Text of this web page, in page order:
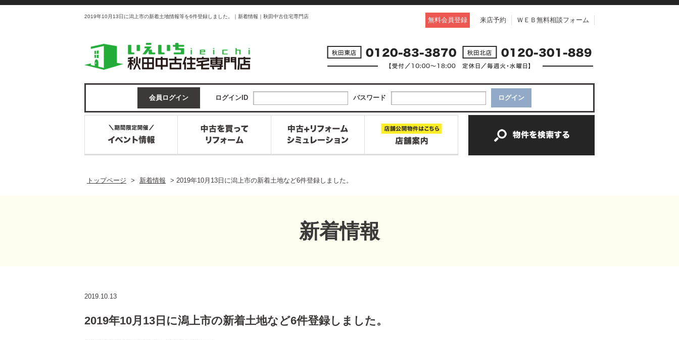
2019年10月13日に潟上市の新着土地情報等を6件登録しました。｜新着情報｜秋田中古住宅専門店 無料会員登録 来店予約 ＷＥＢ無料相談フォーム
会員ログイン ログインID パスワード
トップページ
> 新着情報 > 2019年10月13日に潟上市の新着土地など6件登録しました。
新着情報
2019.10.13
2019年10月13日に潟上市の新着土地など6件登録しました。